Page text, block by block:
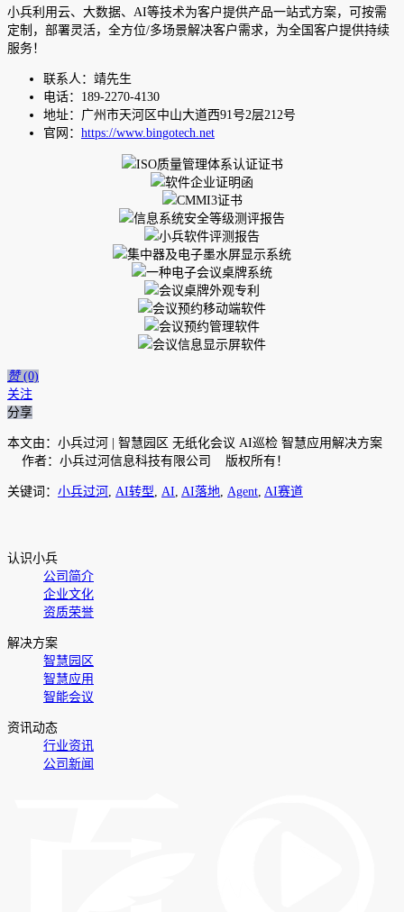
小兵利用云、大数据、AI等技术为客户提供产品一站式方案，可按需
定制，部署灵活，全方位/多场景解决客户需求，为全国客户提供持续
服务！
联系人：靖先生
电话：189-2270-4130
地址：广州市天河区中山大道西91号2层212号
官网： https://www.bingotech.net
赞 (0)
关注
分享
本文由：小兵过河 | 智慧园区 无纸化会议 AI巡检 智慧应用解决方案
作者：小兵过河信息科技有限公司 版权所有！
关键词： 小兵过河 AI转型 AI AI落地 Agent AI赛道
认识小兵
公司简介
企业文化
资质荣誉
解决方案
智慧园区
智慧应用
智能会议
资讯动态
行业资讯
公司新闻